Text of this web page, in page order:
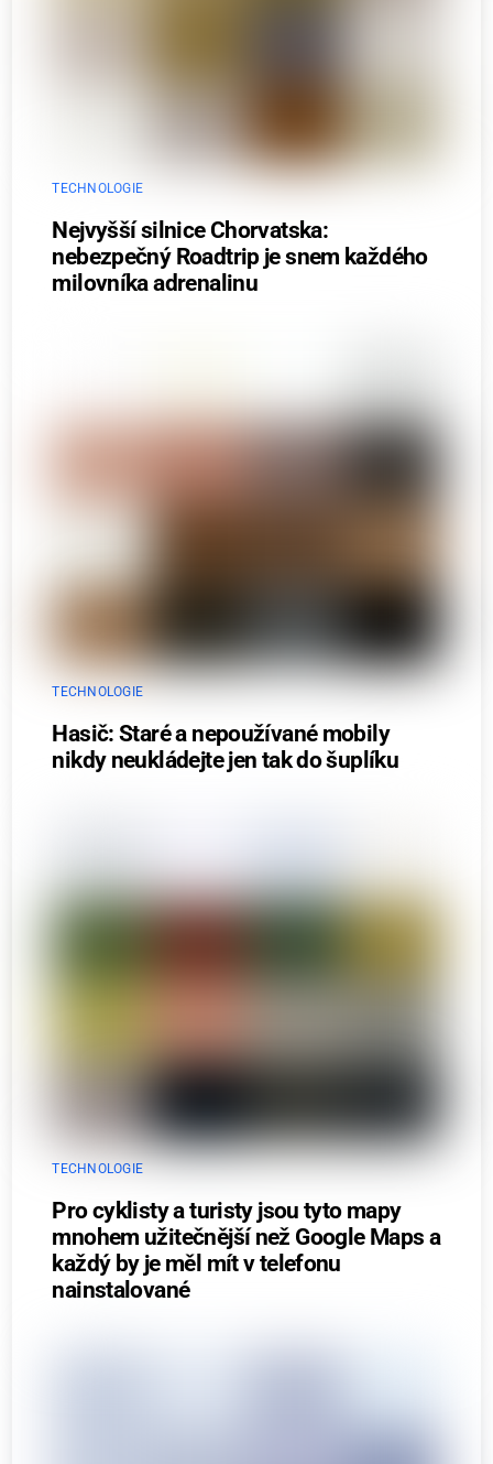
TECHNOLOGIE
Nejvyšší silnice Chorvatska:
nebezpečný Roadtrip je snem každého
milovníka adrenalinu
TECHNOLOGIE
Hasič: Staré a nepoužívané mobily
nikdy neukládejte jen tak do šuplíku
TECHNOLOGIE
Pro cyklisty a turisty jsou tyto mapy
mnohem užitečnější než Google Maps a
každý by je měl mít v telefonu
nainstalované